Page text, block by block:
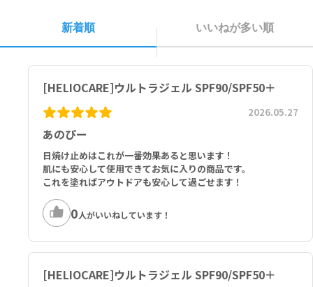
ン、ｔ－ブチルメトキシジベンゾイルメタン、酸化亜鉛（ナノ）、エ
チルヘキシルトリアゾン、ポリアクリルアミド、（スチレン／アクリ
レーツ）コポリマー、ポリポジウムレウコトモス葉エキス、フェノキ
シエタノール、ジエチルアミノヒドロキシベンゾイル安息香酸ヘキシ
ル、トリスビフェニルトリアジン（ナノ）、（Ｃ１３，１４）イソパ
ウレス－７、酢酸トコフェロール、ジクロロベンジルアルコール、プ
ランクトンエキス、香料、アルミナ、フィトスフィンゴシンＨＣｌ、
ＢＨＴ、シメチコン、レシチン、リナロール、トリエトキシカプリリ
ルシラン、乳酸、リモネン
新着順 いいねが多い順
[HELIOCARE]ウルトラジェル SPF90/SPF50＋
あのぴー
2026.05.27
日焼け止めはこれが一番効果あると思います！
肌にも安心して使用できてお気に入りの商品です。
これを塗ればアウトドアも安心して過ごせます！
0人がいいねしています！
[HELIOCARE]ウルトラジェル SPF90/SPF50＋